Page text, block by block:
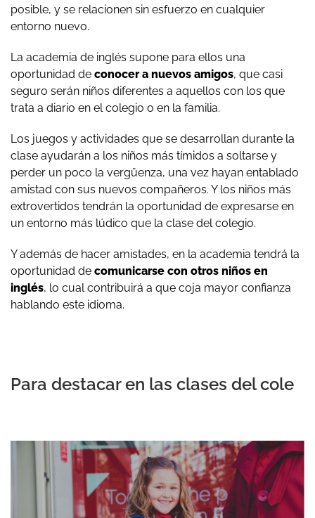
posible, y se relacionen sin esfuerzo en cualquier
entorno nuevo.
La academia de inglés supone para ellos una
oportunidad de conocer a nuevos amigos, que casi
seguro serán niños diferentes a aquellos con los que
trata a diario en el colegio o en la familia.
Los juegos y actividades que se desarrollan durante la
clase ayudarán a los niños más tímidos a soltarse y
perder un poco la vergüenza, una vez hayan entablado
amistad con sus nuevos compañeros. Y los niños más
extrovertidos tendrán la oportunidad de expresarse en
un entorno más lúdico que la clase del colegio.
Y además de hacer amistades, en la academia tendrá la
oportunidad de comunicarse con otros niños en
inglés, lo cual contribuirá a que coja mayor confianza
hablando este idioma.
Para destacar en las clases del cole